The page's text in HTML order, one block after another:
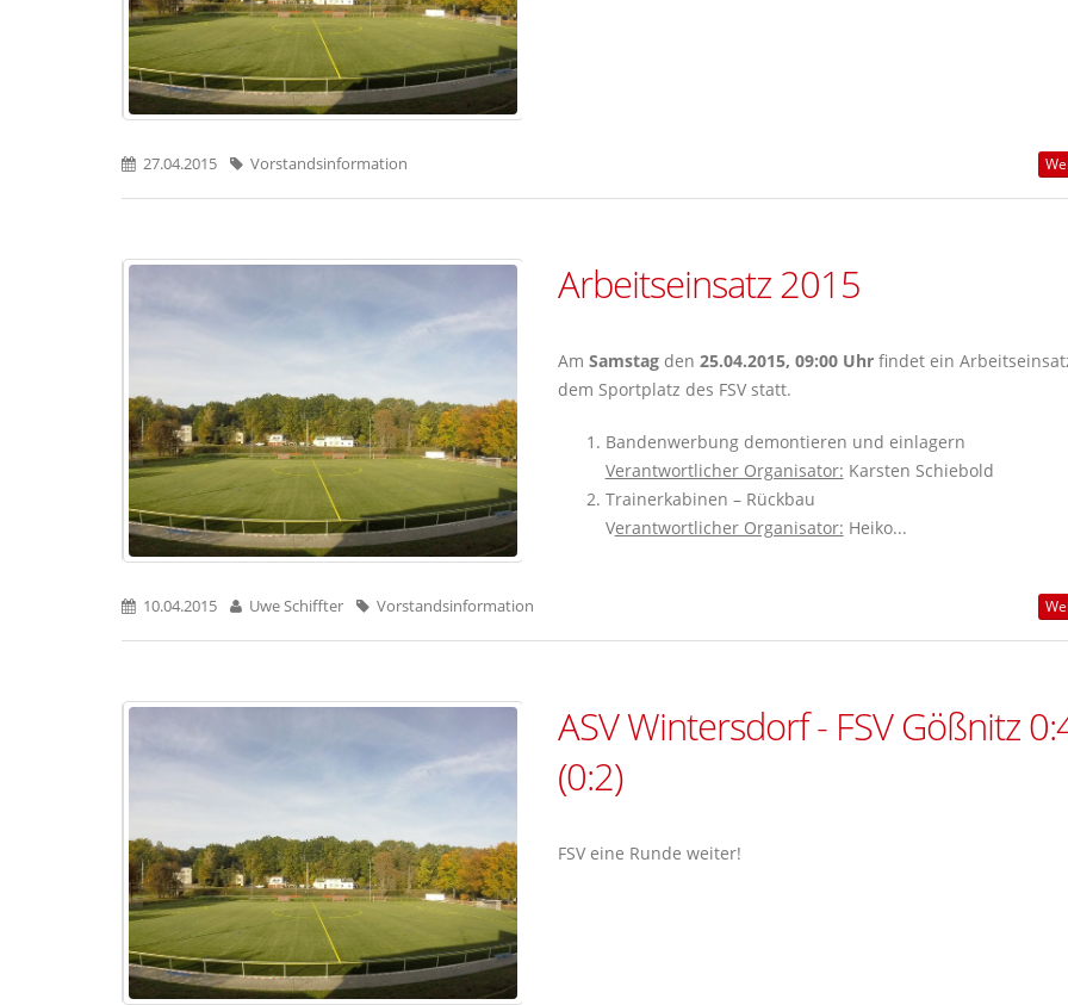
27.04.2015 Vorstandsinformation
Arbeitseinsatz 2015
Am Samstagden 25.04.2015, 09:00 Uhrfindet ein
dem Sportplatz des FSV statt.
Bandenwerbung demontieren und einlagern
Verantwortlicher Organisator: Karsten Schiebold
Trainerkabinen – Rückbau
Verantwortlicher Organisator: Heiko...
10.04.2015 Uwe Schiffter Vorstandsinformation
ASV Wintersdorf - FSV Gößnitz
(0:2)
FSV eine Runde weiter!